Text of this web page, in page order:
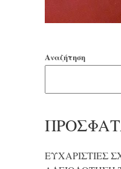
Αναζήτηση
ΕΥΧΑΡΙΣΤΙΕΣ